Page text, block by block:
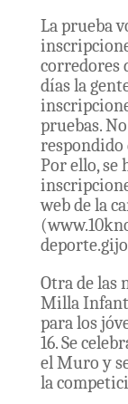
La prueba
corredores
días la
pruebas.
respondido
Por ello, se
web de la
Otra de las
Milla
para los
16. Se
el Muro y
la